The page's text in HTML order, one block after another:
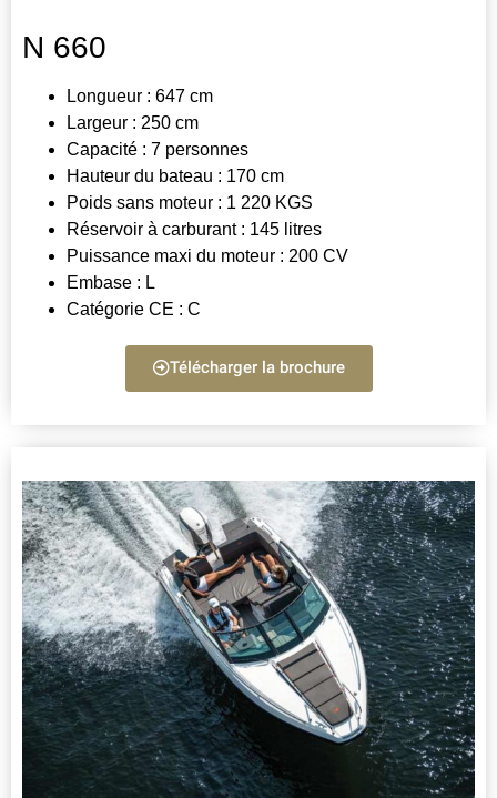
N 660
Longueur : 647 cm
Largeur : 250 cm
Capacité : 7 personnes
Hauteur du bateau : 170 cm
Poids sans moteur : 1 220 KGS
Réservoir à carburant : 145 litres
Puissance maxi du moteur : 200 CV
Embase : L
Catégorie CE : C
Télécharger la brochure